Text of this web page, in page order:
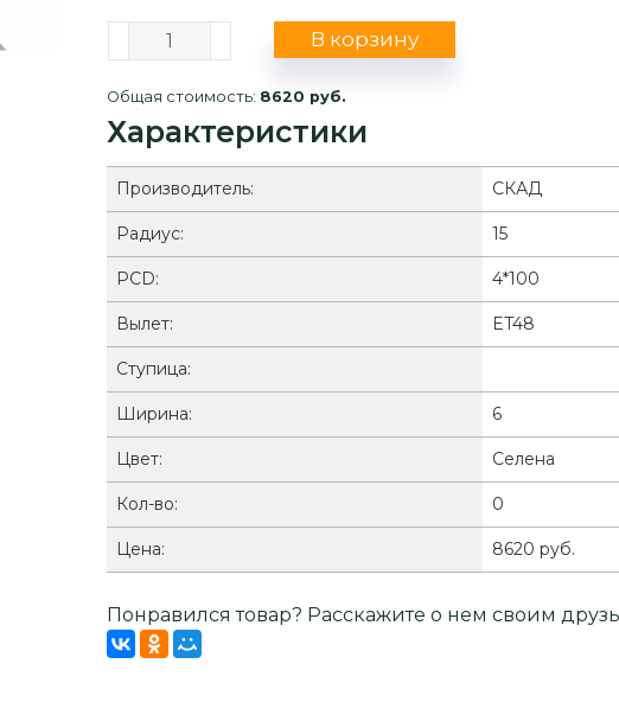
В корзину
Общая стоимость: 8620 руб.
Характеристики
Производитель: СКАД
Радиус: 15
PCD: 4*100
Вылет: ET48
Ступица:
Ширина: 6
Цвет: Селена
Кол-во: 0
Цена: 8620 руб.
Понравился товар? Расскажите о нем своим